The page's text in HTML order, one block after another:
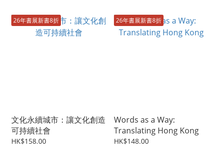
26年書展新書8折
文化永續城市：讓文化創造
可持續社會
HK$158.00
26年書展新書8折
Words as a Way:
Translating Hong Kong
HK$148.00